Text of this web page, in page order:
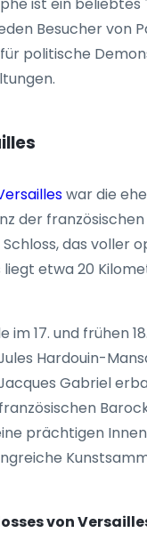
Besucher von
politische
war die
der
das voller
liegt etwa 20
im 17. und frühen
Hardouin-
Gabriel
prächtigen
von